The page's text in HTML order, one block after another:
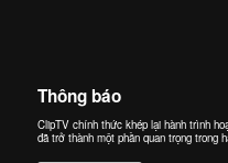
Thông báo
ClipTV chính thức khép lại hành trình
đã trở thành một phần quan trọng trong